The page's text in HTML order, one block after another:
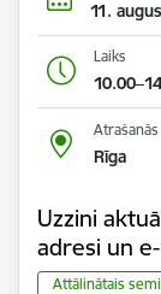
11.
Laiks
Rīga
Uzzini
adresi un
Attālinātais